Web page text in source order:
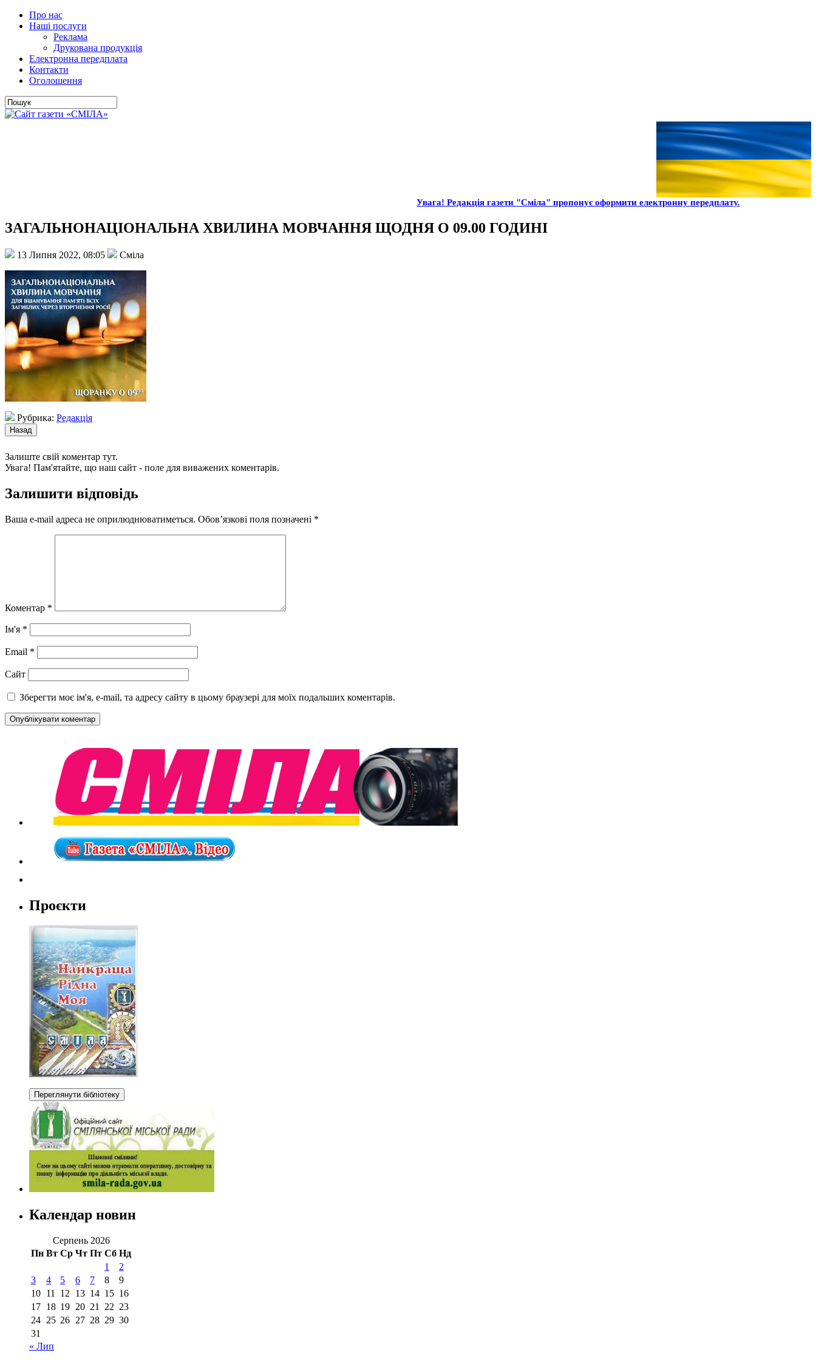
Про нас
Наші послуги
Реклама
Друкована продукція
Електронна передплата
Контакти
Оголошення
Увага! Редакція газети "Сміла" пропонує оформити електронну передплату.
ЗАГАЛЬНОНАЦІОНАЛЬНА ХВИЛИНА МОВЧАННЯ ЩОДНЯ О 09.00 ГОДИНІ
13 Липня 2022, 08:05 Сміла
Рубрика: Редакція
Залиште свій коментар тут.
Увага! Пам'ятайте, що наш сайт - поле для виважених коментарів.
Залишити відповідь
Ваша e-mail адреса не оприлюднюватиметься. Обов’язкові поля позначені *
Коментар *
Ім'я *
Email *
Сайт
Зберегти моє ім'я, e-mail, та адресу сайту в цьому браузері для моїх подальших коментарів.
Проєкти
Календар новин
Серпень 2026
Пн Вт Ср Чт Пт Сб Нд
1
2
3
4 5 6 7 8
9
10 11 12 13 14 15 16
17 18 19 20 21 22 23
24 25 26 27 28 29 30
31
« Лип